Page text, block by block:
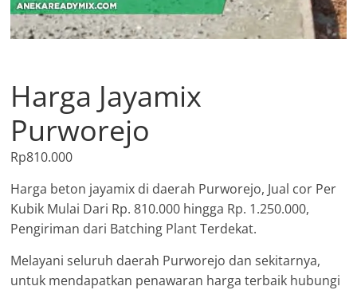
Harga Jayamix
Purworejo
Rp810.000
Harga beton jayamix di daerah Purworejo, Jual cor Per
Kubik Mulai Dari Rp. 810.000 hingga Rp. 1.250.000,
Pengiriman dari Batching Plant Terdekat.
Melayani seluruh daerah Purworejo dan sekitarnya,
untuk mendapatkan penawaran harga terbaik hubungi